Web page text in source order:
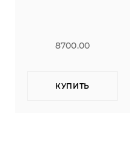
8700.00
КУПИТЬ